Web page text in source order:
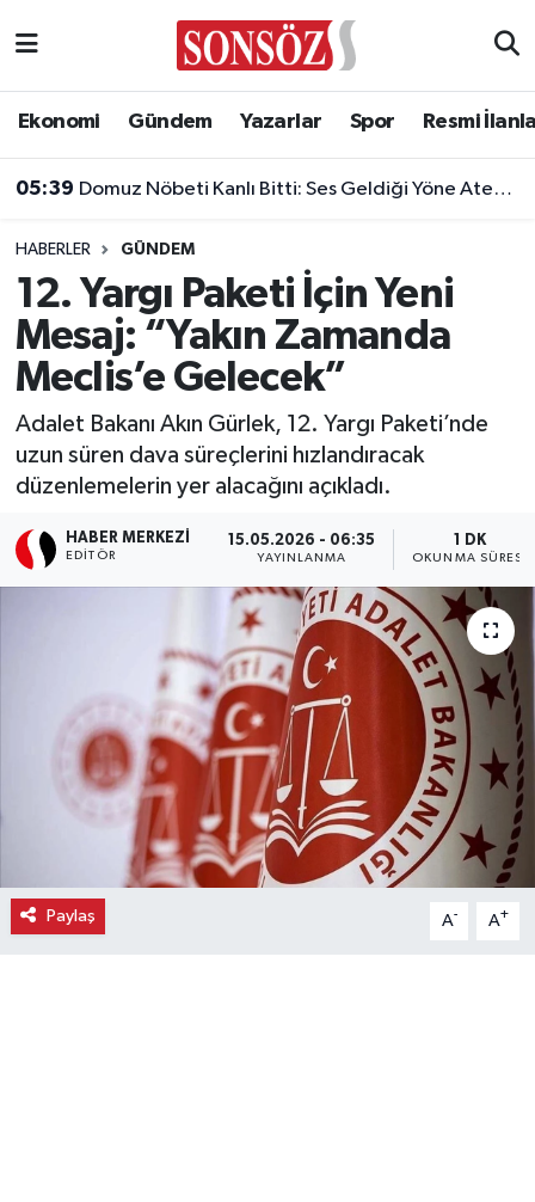
Ekonomi Gündem Yazarlar Spor Resmi
05:39 Domuz Nöbeti Kanlı Bitti: Ses Geldiği Yöne Ateş Açan Oğul Babasını Öldürdü!
HABERLER GÜNDEM
12. Yargı Paketi İçin Yeni
Mesaj: “Yakın Zamanda
Meclis’e Gelecek”
Adalet Bakanı Akın Gürlek, 12. Yargı Paketi’nde
uzun süren dava süreçlerini hızlandıracak
düzenlemelerin yer alacağını açıkladı.
HABER MERKEZI
EDITÖR
15.05.2026 - 06:35
YAYINLANMA
1 DK
OKUNMA SÜRESI
Paylaş A- A+
Asayiş
Biyografi
Çevre
Diğer
Dünya
Emlak
Gündem
Gurme
Haber
Ankara Nöbetçi Eczaneler
Ankara Trafik Yoğunluk Haritası
Süper Lig Puan Durumu ve Fikstür
Tüm Manşetler
Son Dakika Haberleri